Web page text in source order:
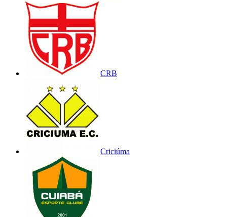
CRB
Criciúma